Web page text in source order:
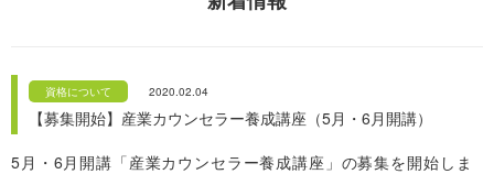
資格について 2020.02.04
【募集開始】産業カウンセラー養成講座（5月・6月開講）
5月・6月開講「産業カウンセラー養成講座」の募集を開始しま